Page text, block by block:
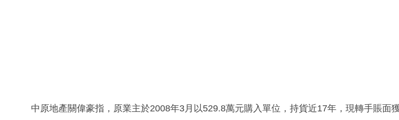
中原地產關偉豪指，原業主於2008年3月以529.8萬元購入單位，持貨近17年，現轉手賬面